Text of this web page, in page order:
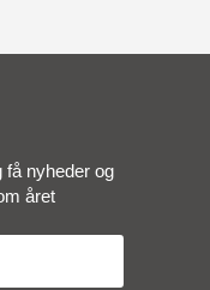
få nyheder og
året